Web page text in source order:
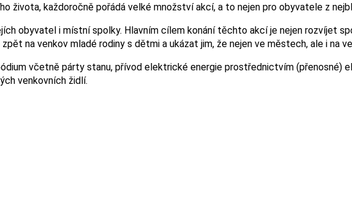
života, každoročně pořádá velké množství akcí, a to nejen pro obyvatele z
obyvatel i místní spolky. Hlavním cílem konání těchto akcí je nejen rozvíjet
na venkov mladé rodiny s dětmi a ukázat jim, že nejen ve městech, ale i na
včetně párty stanu, přívod elektrické energie prostřednictvím (přenosné)
venkovních židlí.